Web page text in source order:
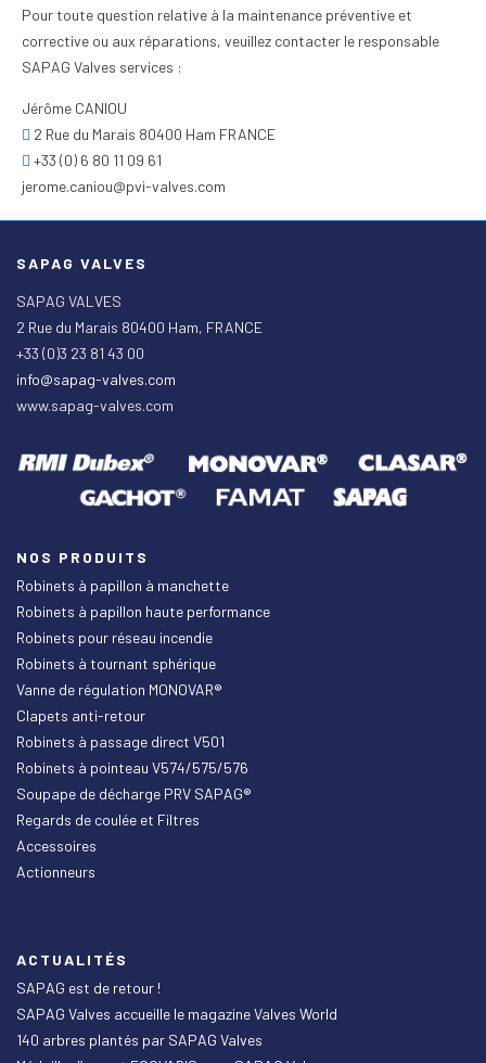
Pour toute question relative à la maintenance préventive et
corrective ou aux réparations, veuillez contacter le responsable
SAPAG Valves services :
Jérôme CANIOU
2 Rue du Marais 80400 Ham FRANCE
+33 (0) 6 80 11 09 61
jerome.caniou@pvi-valves.com
SAPAG VALVES
SAPAG VALVES
2 Rue du Marais 80400 Ham, FRANCE
+33 (0)3 23 81 43 00
info@sapag-valves.com
www.sapag-valves.com
NOS PRODUITS
Robinets à papillon à manchette
Robinets à papillon haute performance
Robinets pour réseau incendie
Robinets à tournant sphérique
Vanne de régulation MONOVAR®
Clapets anti-retour
Robinets à passage direct V501
Robinets à pointeau V574/575/576
Soupape de décharge PRV SAPAG®
Regards de coulée et Filtres
Accessoires
Actionneurs
ACTUALITÉS
SAPAG est de retour !
SAPAG Valves accueille le magazine Valves World
140 arbres plantés par SAPAG Valves